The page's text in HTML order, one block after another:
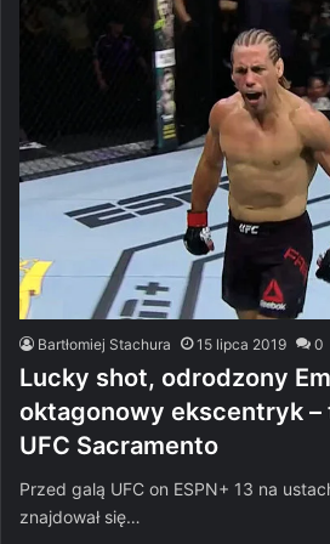
Bartłomiej Stachura 15 lipca 2019 0
Lucky shot, odrodzony
oktagonowy ekscentryk
UFC Sacramento
Przed galą UFC on ESPN+ 13 na
znajdował się…